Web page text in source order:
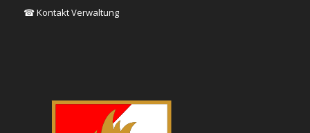
☎ Kontakt Verwaltung